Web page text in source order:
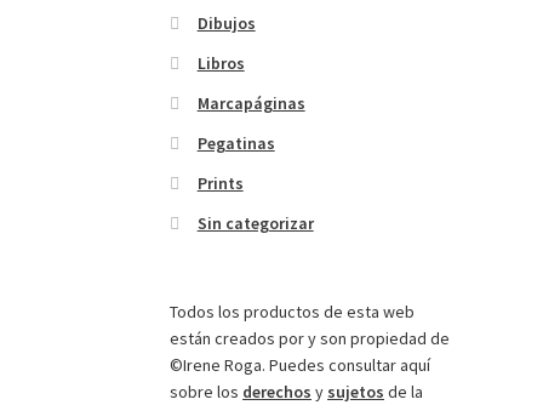
Dibujos
Libros
Marcapáginas
Pegatinas
Prints
Sin categorizar
Todos los productos de esta web
están creados por y son propiedad de
©Irene Roga. Puedes consultar aquí
sobre los derechos y sujetos de la